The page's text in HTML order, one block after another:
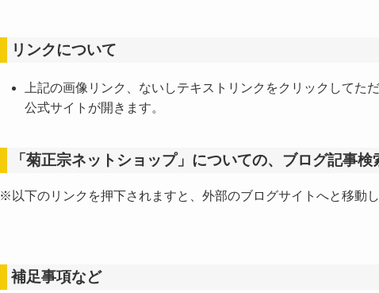
リンクについて
上記の画像リンク、ないしテキストリンクをクリックしてた
公式サイトが開きます。
「菊正宗ネットショップ」についての、ブログ記事検
※以下のリンクを押下されますと、外部のブログサイトへと移動
補足事項など